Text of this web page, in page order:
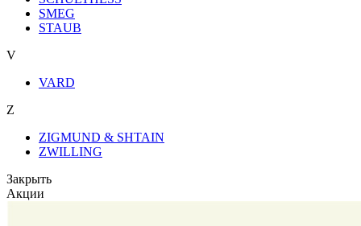
SMEG
STAUB
V
VARD
Z
ZIGMUND & SHTAIN
ZWILLING
Закрыть
Акции